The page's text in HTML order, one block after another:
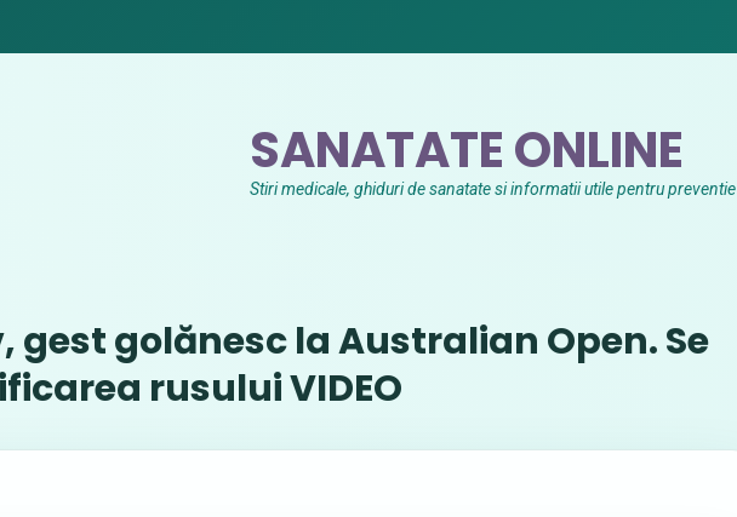
SANATATE ONLINE
Stiri medicale, ghiduri de sanatate si informatii utile pentru preventie
gest golănesc la Australian Open. Se
rusului VIDEO